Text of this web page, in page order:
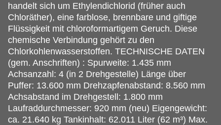
handelt sich um Ethylendichlorid (früher auch
Chloräther), eine farblose, brennbare und giftige
Flüssigkeit mit chloroformartigem Geruch. Diese
chemische Verbindung gehört zu den
Chlorkohlenwasserstoffen. TECHNISCHE DATEN
(gem. Anschriften) : Spurweite: 1.435 mm
Achsanzahl: 4 (in 2 Drehgestelle) Länge über
Puffer: 13.600 mm Drehzapfenabstand: 8.560 mm
Achsabstand im Drehgestell: 1.800 mm
Laufraddurchmesser: 920 mm (neu) Eigengewicht:
ca. 21.640 kg Tankinhalt: 62.011 Liter (62 m³) Max.